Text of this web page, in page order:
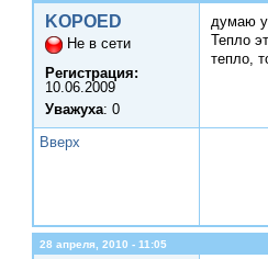
KOPOED
Не в сети
Регистрация:
10.06.2009
Уважуха: 0
думаю у
Тепло
тепло,
Вверх
28 апреля, 2010 - 11:05